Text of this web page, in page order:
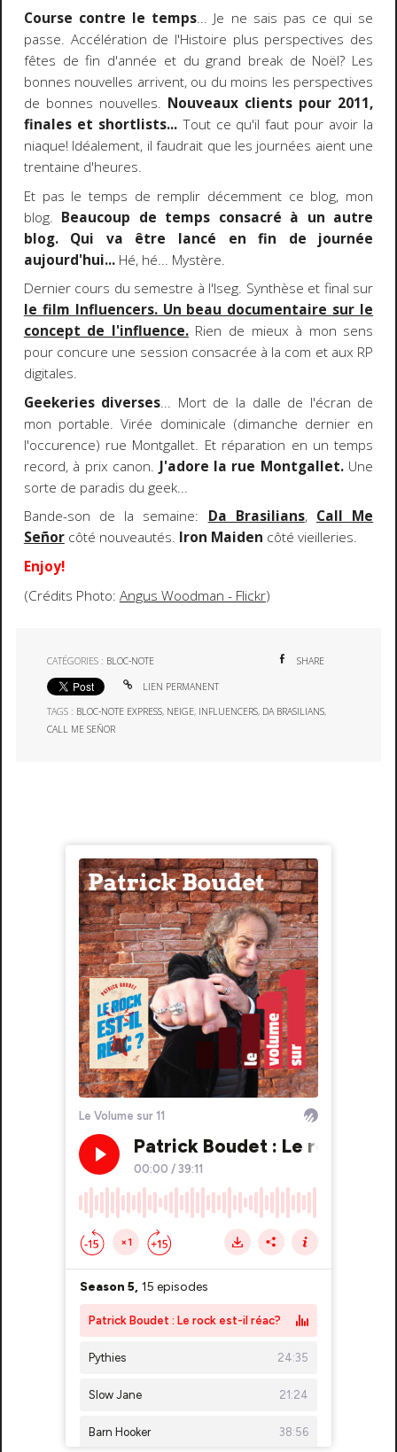
Course contre le temps... Je ne sais pas ce qui se
passe. Accélération de l'Histoire plus perspectives des
fêtes de fin d'année et du grand break de Noël? Les
bonnes nouvelles arrivent, ou du moins les perspectives
de bonnes nouvelles. Nouveaux clients pour 2011,
finales et shortlists... Tout ce qu'il faut pour avoir la
niaque! Idéalement, il faudrait que les journées aient une
trentaine d'heures.
Et pas le temps de remplir décemment ce blog, mon
blog. Beaucoup de temps consacré à un autre
blog. Qui va être lancé en fin de journée
aujourd'hui...Hé, hé... Mystère.
Dernier cours du semestre à l'Iseg. Synthèse et final sur
le film Influencers. Un beau documentaire sur le
concept de l'influence.Rien de mieux à mon sens
pour concure une session consacrée à la com et aux RP
digitales.
Geekeries diverses... Mort de la dalle de l'écran de
mon portable. Virée dominicale (dimanche dernier en
l'occurence) rue Montgallet. Et réparation en un temps
record, à prix canon. J'adore la rue Montgallet.Une
sorte de paradis du geek...
Bande-son de la semaine: Da Brasilians, Call Me
Señorcôté nouveautés. Iron Maiden côté vieilleries.
Enjoy!
(Crédits Photo: Angus Woodman - Flickr)
CATÉGORIES : BLOC-NOTE SHARE
LIEN PERMANENT
TAGS : BLOC-NOTE EXPRESS, NEIGE, INFLUENCERS, DA BRASILIANS,
CALL ME SEÑOR